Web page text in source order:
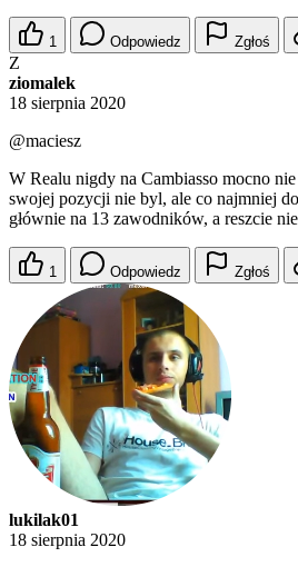
1 Odpowiedz Zgłoś
Z
ziomalek
18 sierpnia 2020
@maciesz
W Realu nigdy na Cambiasso mocno
swojej pozycji nie byl, ale co najmniej
głównie na 13 zawodników, a reszcie
1 Odpowiedz Zgłoś
lukilak01
18 sierpnia 2020